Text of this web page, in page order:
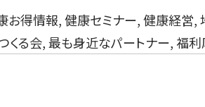
お得情報,健康セミナー,健康経営,
くる会,最も身近なパートナー, 福